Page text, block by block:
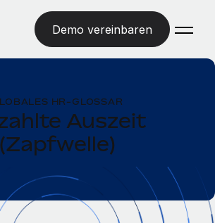
Demo vereinbaren
Payroll
RecordUnterstützung bei der Einstellung
HR-GLOSSAR
Auszeit
(Zapfwelle)